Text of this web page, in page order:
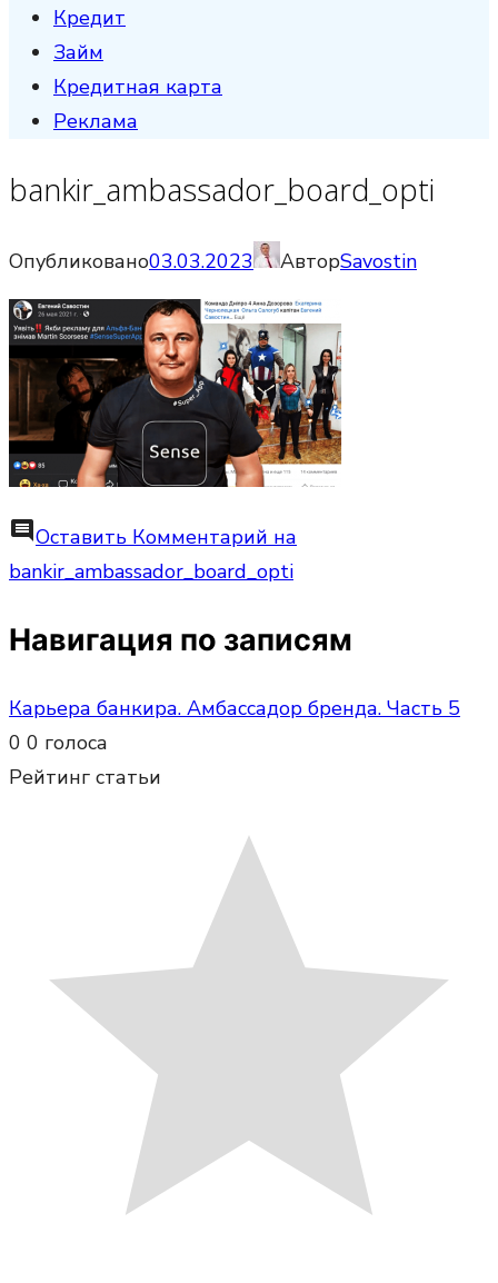
Кредит
Займ
Кредитная карта
Реклама
bankir_ambassador_board_opti
Опубликовано03.03.2023 АвторSavostin
commentОставить Комментарий на
bankir_ambassador_board_opti
Навигация по записям
Карьера банкира. Амбассадор бренда. Часть 5
0 0 голоса
Рейтинг статьи